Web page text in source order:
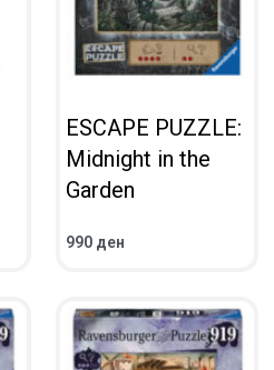
ESCAPE PUZZLE:
Midnight in the
Garden
990 ден
ВО КОШНИЧКА